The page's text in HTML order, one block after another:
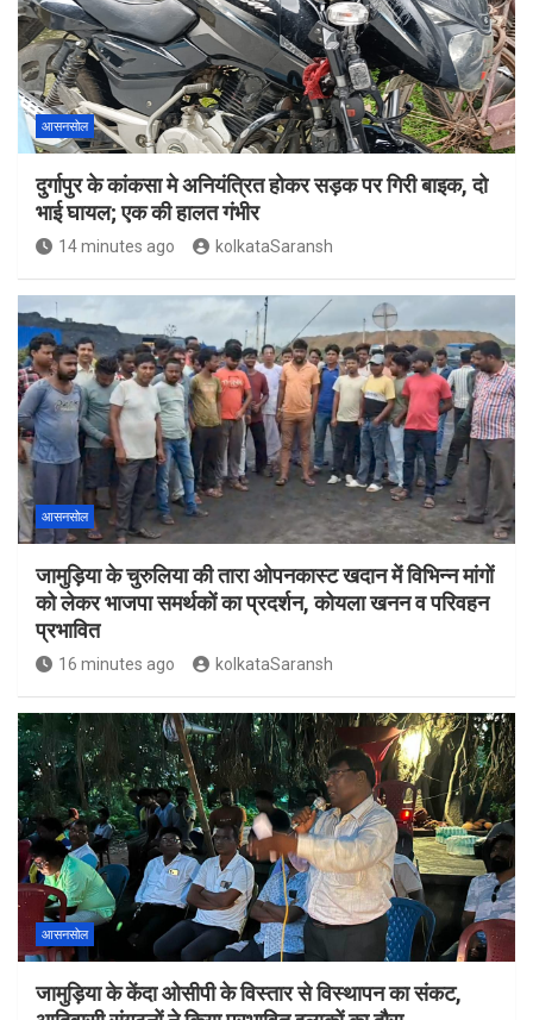
आसनसोल
दुर्गापुर के कांकसा मे अनियंत्रित होकर सड़क पर गिरी बाइक, दो
भाई घायल; एक की हालत गंभीर
14 minutes ago kolkataSaransh
आसनसोल
जामुड़िया के चुरुलिया की तारा ओपनकास्ट खदान में विभिन्न मांगों
को लेकर भाजपा समर्थकों का प्रदर्शन, कोयला खनन व परिवहन
प्रभावित
16 minutes ago kolkataSaransh
आसनसोल
जामुड़िया के केंदा ओसीपी के विस्तार से विस्थापन का संकट,